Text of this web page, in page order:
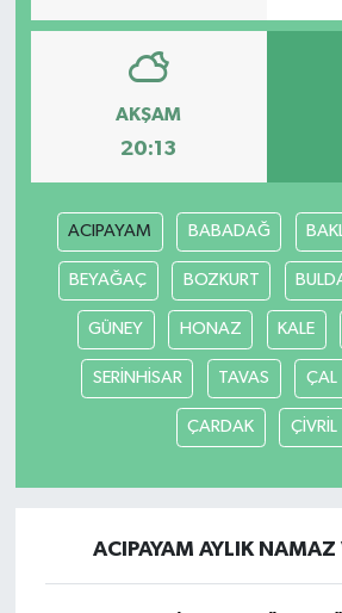
AKŞAM
20:13
ACIPAYAM BABADAĞ
BEYAĞAÇ BOZKURT
GÜNEY HONAZ KALE
SERİNHİSAR TAVAS ÇAL
ÇARDAK ÇİVRİL
ACIPAYAM AYLIK NAMAZ